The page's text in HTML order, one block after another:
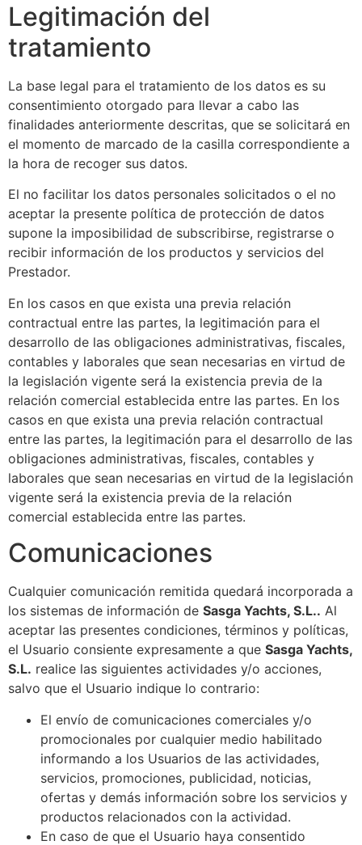
Legitimación del
tratamiento
La base legal para el tratamiento de los datos es su
consentimiento otorgado para llevar a cabo las
finalidades anteriormente descritas, que se solicitará en
el momento de marcado de la casilla correspondiente a
la hora de recoger sus datos.
El no facilitar los datos personales solicitados o el no
aceptar la presente política de protección de datos
supone la imposibilidad de subscribirse, registrarse o
recibir información de los productos y servicios del
Prestador.
En los casos en que exista una previa relación
contractual entre las partes, la legitimación para el
desarrollo de las obligaciones administrativas, fiscales,
contables y laborales que sean necesarias en virtud de
la legislación vigente será la existencia previa de la
relación comercial establecida entre las partes. En los
casos en que exista una previa relación contractual
entre las partes, la legitimación para el desarrollo de las
obligaciones administrativas, fiscales, contables y
laborales que sean necesarias en virtud de la legislación
vigente será la existencia previa de la relación
comercial establecida entre las partes.
Comunicaciones
Cualquier comunicación remitida quedará incorporada a
los sistemas de información de Sasga Yachts, S.L.​​. Al
aceptar las presentes condiciones, términos y políticas,
el Usuario consiente expresamente a que Sasga Yachts,
S.L.​​ realice las siguientes actividades y/o acciones,
salvo que el Usuario indique lo contrario:
El envío de comunicaciones comerciales y/o
promocionales por cualquier medio habilitado
informando a los Usuarios de las actividades,
servicios, promociones, publicidad, noticias,
ofertas y demás información sobre los servicios y
productos relacionados con la actividad.
En caso de que el Usuario haya consentido